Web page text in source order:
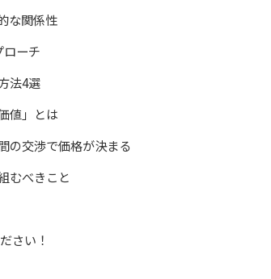
な関係性
ーチ
法4選
値」とは
の交渉で価格が決まる
むべきこと
さい！